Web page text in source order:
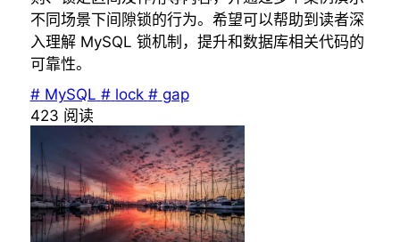
不同场景下间隙锁的行为。希望可以帮助到读者深
入理解 MySQL 锁机制，提升和数据库相关代码的
可靠性。
# MySQL # lock # gap
423 阅读